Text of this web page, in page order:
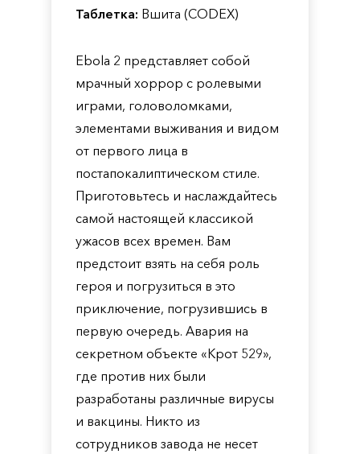
Таблетка: Вшита (CODEX)
Ebola 2 представляет собой
мрачный хоррор с ролевыми
играми, головоломками,
элементами выживания и видом
от первого лица в
постапокалиптическом стиле.
Приготовьтесь и наслаждайтесь
самой настоящей классикой
ужасов всех времен. Вам
предстоит взять на себя роль
героя и погрузиться в это
приключение, погрузившись в
первую очередь. Авария на
секретном объекте «Крот 529»,
где против них были
разработаны различные вирусы
и вакцины. Никто из
сотрудников завода не несет